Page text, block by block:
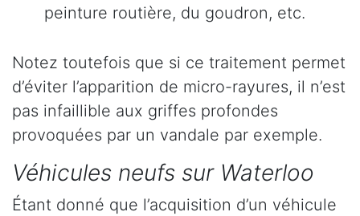
peinture routière, du goudron, etc.
Notez toutefois que si ce traitement permet
d’éviter l’apparition de micro-rayures, il n’est
pas infaillible aux griffes profondes
provoquées par un vandale par exemple.
Véhicules neufs sur Waterloo
Étant donné que l’acquisition d’un véhicule